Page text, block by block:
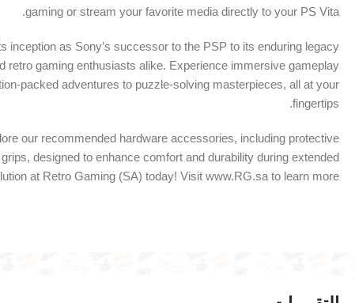
gaming or stream your favorite media directly to your PS Vita.
inception as Sony’s successor to the PSP to its enduring legacy
retro gaming enthusiasts alike. Experience immersive gameplay
packed adventures to puzzle-solving masterpieces, all at your
fingertips.
our recommended hardware accessories, including protective
designed to enhance comfort and durability during extended
at Retro Gaming (SA) today! Visit www.RG.sa to learn more.